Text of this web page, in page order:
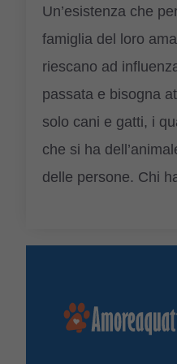
Un’esistenza che
famiglia del loro
riescano ad
passata e bisogna
solo cani e gatti, i
che si ha
delle persone. Chi